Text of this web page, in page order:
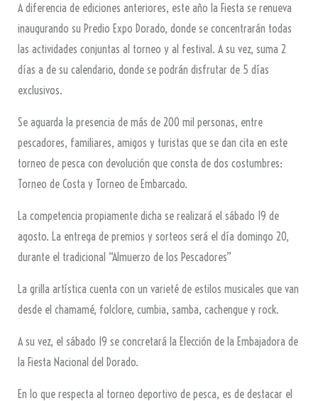
A diferencia de ediciones anteriores, este año la Fiesta se renueva
inaugurando su Predio Expo Dorado, donde se concentrarán todas
las actividades conjuntas al torneo y al festival. A su vez, suma 2
días a de su calendario, donde se podrán disfrutar de 5 días
exclusivos.
Se aguarda la presencia de más de 200 mil personas, entre
pescadores, familiares, amigos y turistas que se dan cita en este
torneo de pesca con devolución que consta de dos costumbres:
Torneo de Costa y Torneo de Embarcado.
La competencia propiamente dicha se realizará el sábado 19 de
agosto. La entrega de premios y sorteos será el día domingo 20,
durante el tradicional “Almuerzo de los Pescadores”
La grilla artística cuenta con un varieté de estilos musicales que van
desde el chamamé, folclore, cumbia, samba, cachengue y rock.
A su vez, el sábado 19 se concretará la Elección de la Embajadora de
la Fiesta Nacional del Dorado.
En lo que respecta al torneo deportivo de pesca, es de destacar el